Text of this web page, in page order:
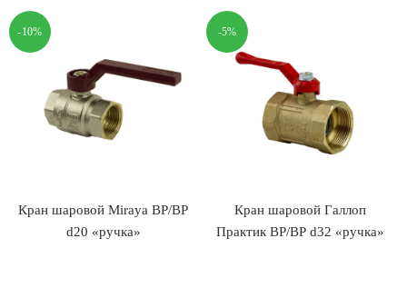
-10%
Кран шаровой Miraya ВР/ВР
d20 «ручка»
-5%
Кран шаровой Галлоп
Практик ВР/ВР d32 «ручка»